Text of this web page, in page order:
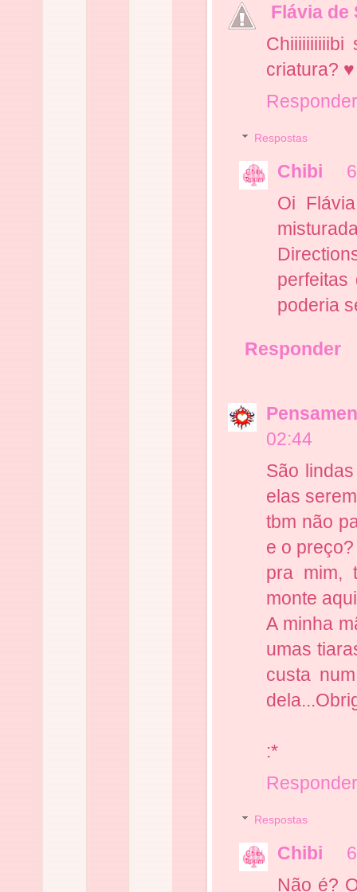
Flávia de
criatura? ♥
Responder
Respostas
Chibi
Oi
poderia
Responder
02:44
São
elas
tbm não
e o
pra mim,
monte
A minha
umas
custa
:*
Responder
Respostas
Chibi
Não é?